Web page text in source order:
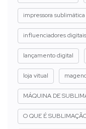
impressora sublimática
influenciadores digitais
lançamento digital
loja vitual
MÁQUINA DE
O QUE É